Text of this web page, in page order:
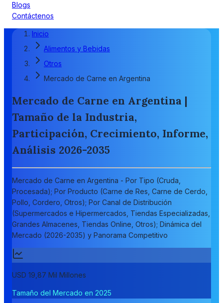
Blogs
Contáctenos
Inicio
Alimentos y Bebidas
Otros
Mercado de Carne en Argentina
Mercado de Carne en Argentina |
Tamaño de la Industria,
Participación, Crecimiento, Informe,
Análisis 2026-2035
Mercado de Carne en Argentina - Por Tipo (Cruda,
Procesada); Por Producto (Carne de Res, Carne de Cerdo,
Pollo, Cordero, Otros); Por Canal de Distribución
(Supermercados e Hipermercados, Tiendas Especializadas,
Grandes Almacenes, Tiendas Online, Otros); Dinámica del
Mercado (2026-2035) y Panorama Competitivo
USD 19,87 Mil Millones
Tamaño del Mercado en 2025